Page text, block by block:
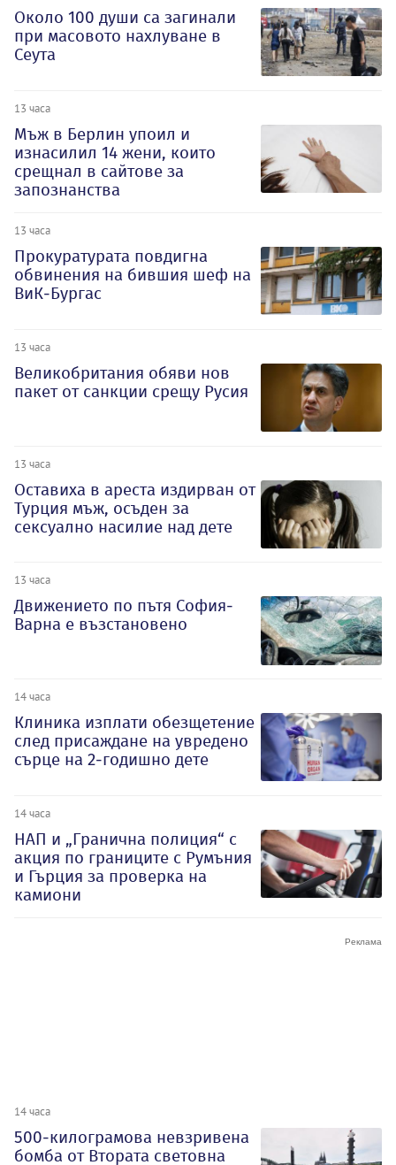
Около 100 души са загинали
при масовото нахлуване в
Сеута
13 часа
Мъж в Берлин упоил и
изнасилил 14 жени, които
срещнал в сайтове за
запознанства
13 часа
Прокуратурата повдигна
обвинения на бившия шеф на
ВиК-Бургас
13 часа
Великобритания обяви нов
пакет от санкции срещу Русия
13 часа
Оставиха в ареста издирван от
Турция мъж, осъден за
сексуално насилие над дете
13 часа
Движението по пътя София-
Варна е възстановено
14 часа
Клиника изплати обезщетение
след присаждане на увредено
сърце на 2-годишно дете
14 часа
НАП и „Гранична полиция“ с
акция по границите с Румъния
и Гърция за проверка на
камиони
14 часа
500-килограмова невзривена
бомба от Втората световна